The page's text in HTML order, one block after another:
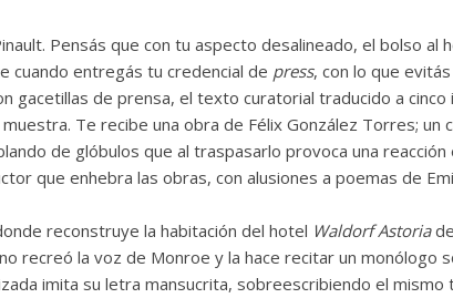
Pensás que con tu aspecto desalineado, el bolso al
cuando entregás tu credencial de press, con lo que
gacetillas de prensa, el texto curatorial traducido a cinco
Te recibe una obra de Félix González Torres; un
de glóbulos que al traspasarlo provoca una reacción
que enhebra las obras, con alusiones a poemas de
reconstruye la habitación del hotel Waldorf Astoria
recreó la voz de Monroe y la hace recitar un monólogo
imita su letra mansucrita, sobreescribiendo el mismo